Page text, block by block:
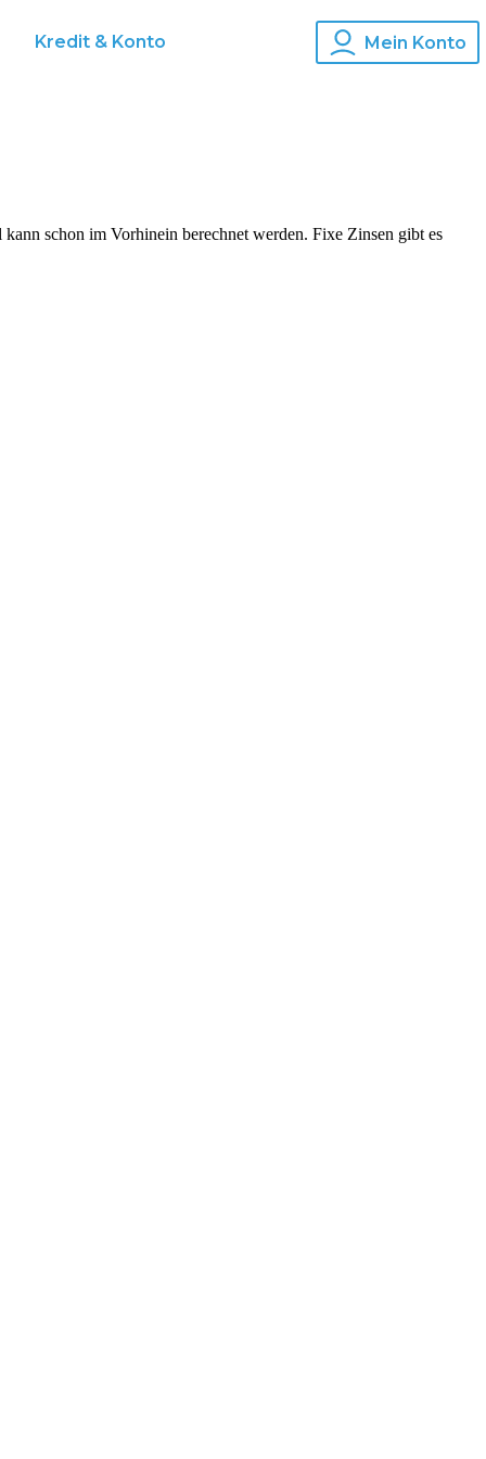
Kredit & Konto Mein Konto
schon im Vorhinein berechnet werden. Fixe Zinsen gibt es